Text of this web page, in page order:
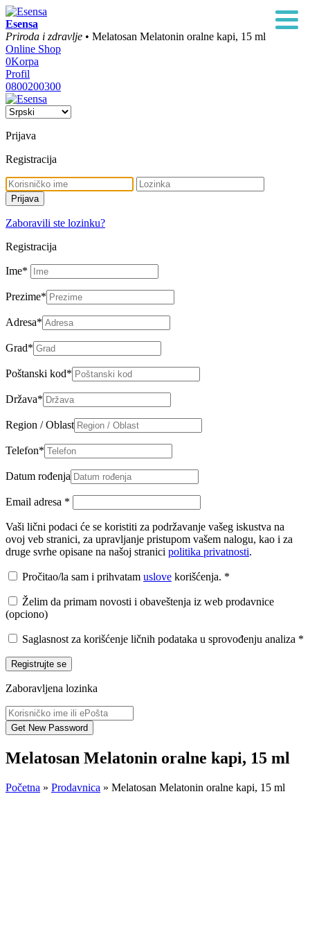
Esensa
Priroda i zdravlje • Melatosan Melatonin oralne kapi, 15 ml
Online Shop
0Korpa
Profil
0800200300
Prijava
Registracija
Zaboravili ste lozinku?
Registracija
Ime*
Prezime*
Adresa*
Grad*
Poštanski kod*
Država*
Region / Oblast
Telefon*
Datum rođenja
Email adresa *
Vaši lični podaci će se koristiti za podržavanje vašeg iskustva na
ovoj veb stranici, za upravljanje pristupom vašem nalogu, kao i za
druge svrhe opisane na našoj stranici politika privatnosti.
Pročitao/la sam i prihvatam uslove korišćenja. *
Želim da primam novosti i obaveštenja iz web prodavnice
(opciono)
Saglasnost za korišćenje ličnih podataka u sprovođenju analiza *
Registrujte se
Zaboravljena lozinka
Melatosan Melatonin oralne kapi, 15 ml
Početna » Prodavnica » Melatosan Melatonin oralne kapi, 15 ml